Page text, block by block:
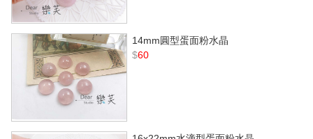
14mm圓型蛋面粉水晶
$60